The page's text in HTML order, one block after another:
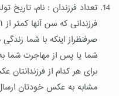
تعداد فرزندان : نام،
صرفنظراز اینکه با شما
شما یا پس از مهاجرت شما به
برای هر کدام از
مشابه به عکس خودتان